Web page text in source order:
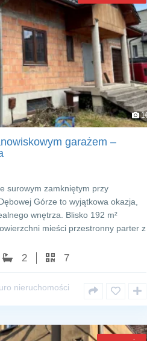
garażem –
surowym zamkniętym przy
Górze to wyjątkowa okazja,
wnętrza. Blisko 192 m²
mieści przestronny parter z
2 7
nieruchomości